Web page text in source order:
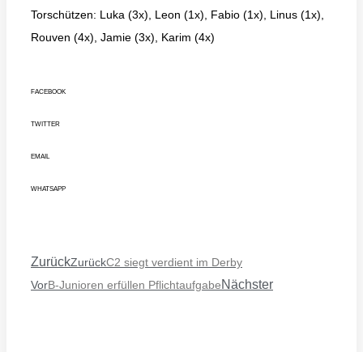
Torschützen: Luka (3x), Leon (1x), Fabio (1x), Linus (1x),
Rouven (4x), Jamie (3x), Karim (4x)
FACEBOOK
TWITTER
EMAIL
WHATSAPP
ZurückZurückC2 siegt verdient im Derby
VorB-Junioren erfüllen PflichtaufgabeNächster